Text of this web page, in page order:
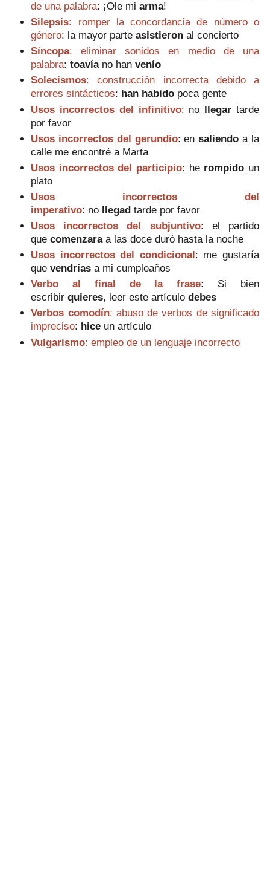
de una palabra: ¡Ole mi arma!
Silepsis: romper la concordancia de número o
género: la mayor parteasistieronal concierto
Síncopa: eliminar sonidos en medio de una
palabra:toavía no han venío
Solecismos: construcción incorrecta debido a
errores sintácticos: han habido poca gente
Usos incorrectos del infinitivo: no llegar tarde
por favor
Usos incorrectos del gerundio: ensaliendo a la
calle me encontré a Marta
Usos incorrectos del participio: he rompido un
plato
Usos incorrectos del
imperativo: no llegadtarde por favor
Usos incorrectos del subjuntivo: el partido
quecomenzaraa las doce duró hasta la noche
Usos incorrectos del condicional: me gustaría
quevendríasa mi cumpleaños
Verbo al final de la frase: Si bien
escribir quieres, leer este artículo debes
Verbos comodín: abuso de verbos de significado
impreciso: hice un artículo
Vulgarismo: empleo de un lenguaje incorrecto